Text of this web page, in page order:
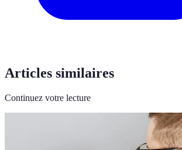
Articles similaires
Continuez votre lecture